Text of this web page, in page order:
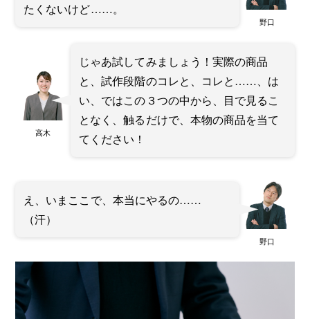
野口
たくないけど……。
高木
じゃあ試してみましょう！実際の商品
と、試作段階のコレと、コレと……、は
い、ではこの３つの中から、目で見るこ
となく、触るだけで、本物の商品を当て
てください！
野口
え、いまここで、本当にやるの……
（汗）